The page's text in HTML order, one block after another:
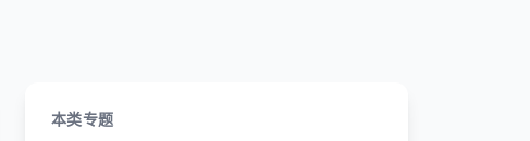
本类专题